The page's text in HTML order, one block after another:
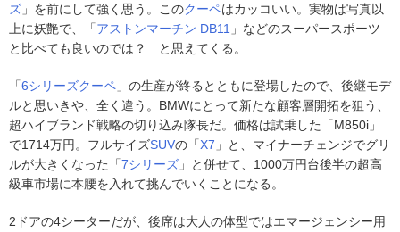
ズ 」を前にして強く思う。このクーペはカッコいい。実物は写真以
上に妖艶で、「アストンマーチン DB11 」などのスーパースポーツ
と比べても良いのでは？ と思えてくる。
「6シリーズクーペ 」の生産が終るとともに登場したので、後継モデ
ルと思いきや、全く違う。BMWにとって新たな顧客層開拓を狙う、
超ハイブランド戦略の切り込み隊長だ。価格は試乗した「M850i」
で1714万円。フルサイズSUVの「X7 」と、マイナーチェンジでグリ
ルが大きくなった「7シリーズ 」と併せて、1000万円台後半の超高
級車市場に本腰を入れて挑んでいくことになる。
2ドアの4シーターだが、後席は大人の体型ではエマージェンシー用